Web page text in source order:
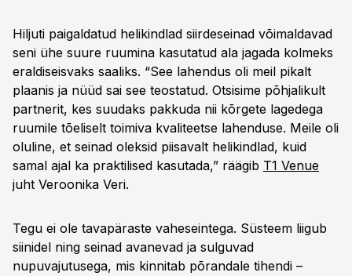
Hiljuti paigaldatud helikindlad siirdeseinad võimaldavad
seni ühe suure ruumina kasutatud ala jagada kolmeks
eraldiseisvaks saaliks. “See lahendus oli meil pikalt
plaanis ja nüüd sai see teostatud. Otsisime põhjalikult
partnerit, kes suudaks pakkuda nii kõrgete lagedega
ruumile tõeliselt toimiva kvaliteetse lahenduse. Meile oli
oluline, et seinad oleksid piisavalt helikindlad, kuid
samal ajal ka praktilised kasutada,” räägib T1 Venue
juht Veroonika Veri.
Tegu ei ole tavapäraste vaheseintega. Süsteem liigub
siinidel ning seinad avanevad ja sulguvad
nupuvajutusega, mis kinnitab põrandale tihendi –